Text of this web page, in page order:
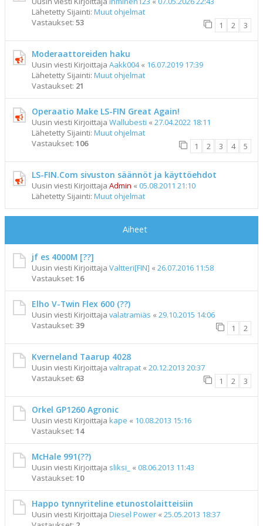
Lähetetty Sijainti: Muut ohjelmat
Vastaukset: 53 1 2 3
Moderaattoreiden haku
Uusin viesti Kirjoittaja Aakk004« 16.07.2019 17:39
Lähetetty Sijainti: Muut ohjelmat
Vastaukset: 21
Operaatio Make LS-FIN Great Again!
Uusin viesti Kirjoittaja Wallubesti « 27.04.2022 18:11
Lähetetty Sijainti: Muut ohjelmat
Vastaukset: 106 1 2 3 4 5
LS-FIN.Com sivuston säännöt ja käyttöehdot
Uusin viesti Kirjoittaja Admin « 05.08.2011 21:10
Lähetetty Sijainti: Muut ohjelmat
Aiheet
jf es 4000M [??]
Uusin viesti Kirjoittaja Valtteri[FIN] « 26.07.2016 11:58
Vastaukset: 16
Elho V-Twin Flex 600 (??)
Uusin viesti Kirjoittaja valatramiäs « 29.10.2015 14:06
Vastaukset: 39 1 2
Kverneland Taarup 4028
Uusin viesti Kirjoittaja valtrapat « 20.12.2013 20:37
Vastaukset: 63 1 2 3
Orkel GP1260 Agronic
Uusin viesti Kirjoittaja kape « 10.08.2013 15:16
Vastaukset: 14
McHale 991(??)
Uusin viesti Kirjoittaja sliksi_ « 08.06.2013 11:43
Vastaukset: 10
Happo tynnyriteline etunostolaitteisiin
Uusin viesti Kirjoittaja Diesel Power « 25.05.2013 18:37